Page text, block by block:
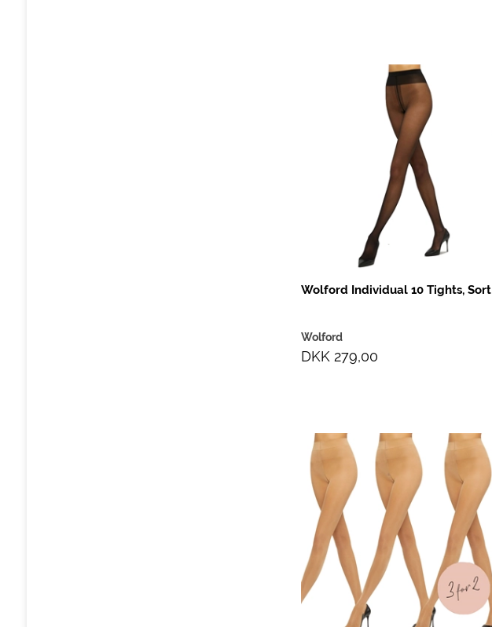
Wolford Individual 10 Tights, Sort
Wolford
DKK 279,00